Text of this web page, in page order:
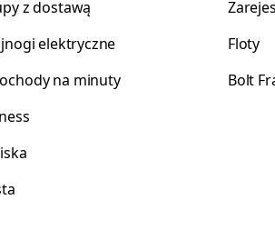
z dostawą
elektryczne
na minuty
Floty
Bolt